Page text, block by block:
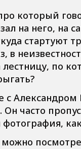
который
на него, на
стартуют
лестницу, по
с
часто
можно